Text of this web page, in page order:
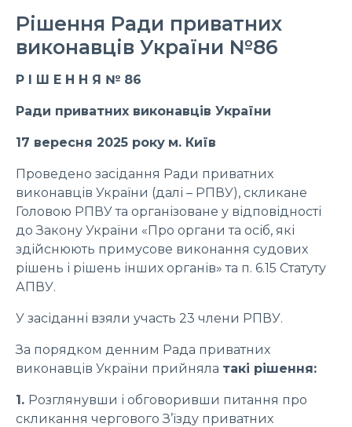
Рішення Ради приватних
виконавців України №86
Р І Ш Е Н Н Я № 86
Ради приватних виконавців України
17 вересня 2025 року м. Київ
Проведено засідання Ради приватних
виконавців України (далі – РПВУ), скликане
Головою РПВУ та організоване у відповідності
до Закону України «Про органи та осіб, які
здійснюють примусове виконання судових
рішень і рішень інших органів» та п. 6.15 Статуту
АПВУ.
У засіданні взяли участь 23 члени РПВУ.
За порядком денним Рада приватних
виконавців України прийняла такі рішення:
1. Розглянувши і обговоривши питання про
скликання чергового З’їзду приватних